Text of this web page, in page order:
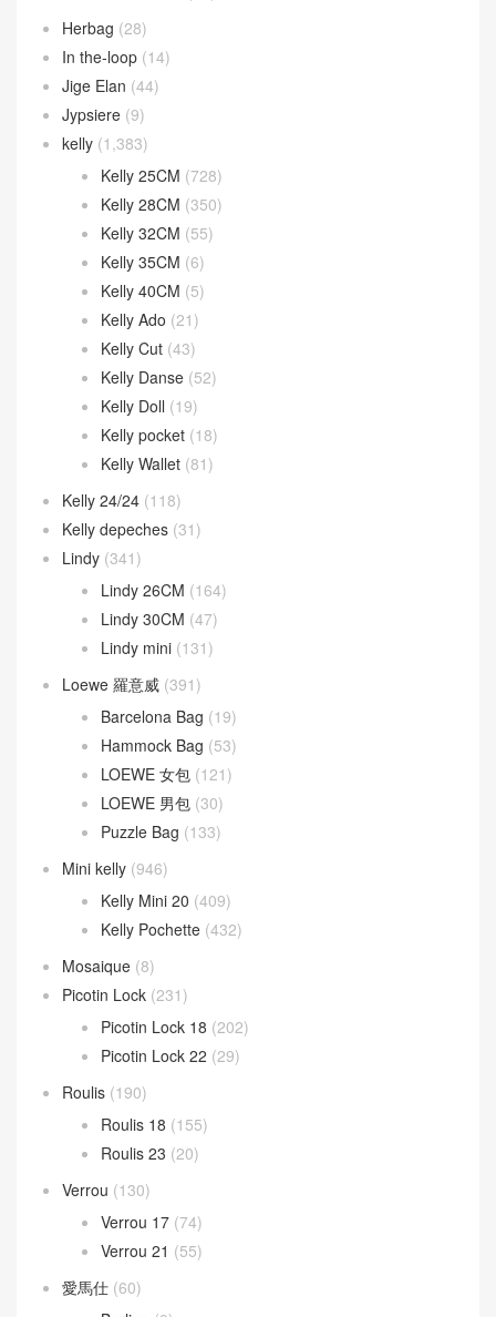
Evelyne (27)
Garden Party (32)
Geta bag (44)
Halzan(46)
Halzan 25cm
Halzan 31cm(7)
Halzan Mini (30)
Herbag(28)
In the-loop (14)
Jige Elan(44)
Jypsiere(9)
kelly
(1,383)
Kelly 25CM(728)
Kelly 28CM(350)
Kelly 32CM(55)
Kelly 35CM (6)
Kelly 40CM
Kelly Ado(21)
Kelly Cut
Kelly Danse (52)
Kelly Doll(19)
Kelly pocket(18)
Kelly 24/24
(118)
Kelly depeches (31)
(341)
Lindy 26CM(164)
Lindy 30CM (47)
Loewe 羅意威
(391)
Barcelona Bag (19)
LOEWE 女包
LOEWE 男包
Puzzle Bag(133)
Kelly Mini 20
Kelly Pochette(432)
Picotin Lock(231)
Picotin Lock 18
Picotin Lock 22
Roulis(190)